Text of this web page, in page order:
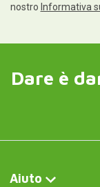
nostro Informativa
Dare è
Aiuto